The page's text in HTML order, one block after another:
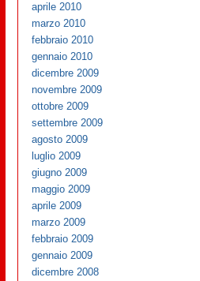
aprile 2010
marzo 2010
febbraio 2010
gennaio 2010
dicembre 2009
novembre 2009
ottobre 2009
settembre 2009
agosto 2009
luglio 2009
giugno 2009
maggio 2009
aprile 2009
marzo 2009
febbraio 2009
gennaio 2009
dicembre 2008